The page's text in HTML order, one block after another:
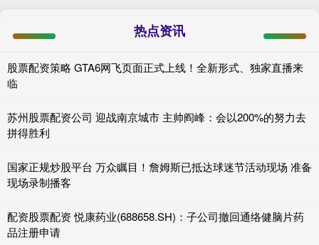
热点资讯
股票配资策略 GTA6网飞页面正式上线！全新形式、独家直播来
临
苏州股票配资公司 迎战南京城市 主帅阎峰：会以200%的努力去
拼得胜利
国家正规炒股平台 万众瞩目！詹姆斯已抵达球迷节活动现场 准备
现场录制播客
配资股票配资 悦康药业(688658.SH)：子公司撤回通络健脑片药
品注册申请